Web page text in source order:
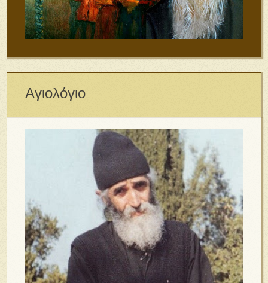
Αγιολόγιο